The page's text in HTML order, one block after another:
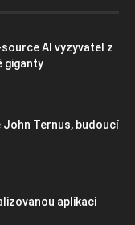
AI vyzyvatel z
giganty
John Ternus, budoucí
aplikaci